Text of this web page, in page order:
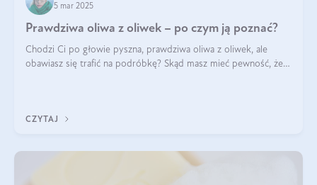
5 mar 2025
Prawdziwa oliwa z oliwek – po czym ją poznać?
Chodzi Ci po głowie pyszna, prawdziwa oliwa z oliwek, ale
obawiasz się trafić na podróbkę? Skąd masz mieć pewność, że
CZYTAJ